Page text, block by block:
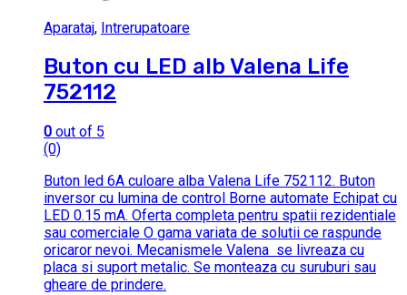
Aparataj, Intrerupatoare
Buton cu LED alb Valena Life
752112
0 out of 5
(0)
Buton led 6A culoare alba Valena Life 752112. Buton
inversor cu lumina de control Borne automate Echipat cu
LED 0.15 mA. Oferta completa pentru spatii rezidentiale
sau comerciale O gama variata de solutii ce raspunde
oricaror nevoi. Mecanismele Valena se livreaza cu
placa si suport metalic. Se monteaza cu suruburi sau
gheare de prindere.